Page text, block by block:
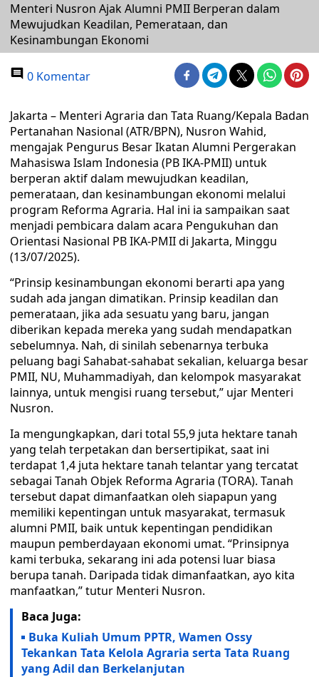
Menteri Nusron Ajak Alumni PMII Berperan dalam
Mewujudkan Keadilan, Pemerataan, dan
Kesinambungan Ekonomi
0 Komentar
Jakarta – Menteri Agraria dan Tata Ruang/Kepala Badan
Pertanahan Nasional (ATR/BPN), Nusron Wahid,
mengajak Pengurus Besar Ikatan Alumni Pergerakan
Mahasiswa Islam Indonesia (PB IKA-PMII) untuk
berperan aktif dalam mewujudkan keadilan,
pemerataan, dan kesinambungan ekonomi melalui
program Reforma Agraria. Hal ini ia sampaikan saat
menjadi pembicara dalam acara Pengukuhan dan
Orientasi Nasional PB IKA-PMII di Jakarta, Minggu
(13/07/2025).
“Prinsip kesinambungan ekonomi berarti apa yang
sudah ada jangan dimatikan. Prinsip keadilan dan
pemerataan, jika ada sesuatu yang baru, jangan
diberikan kepada mereka yang sudah mendapatkan
sebelumnya. Nah, di sinilah sebenarnya terbuka
peluang bagi Sahabat-sahabat sekalian, keluarga besar
PMII, NU, Muhammadiyah, dan kelompok masyarakat
lainnya, untuk mengisi ruang tersebut,” ujar Menteri
Nusron.
Ia mengungkapkan, dari total 55,9 juta hektare tanah
yang telah terpetakan dan bersertipikat, saat ini
terdapat 1,4 juta hektare tanah telantar yang tercatat
sebagai Tanah Objek Reforma Agraria (TORA). Tanah
tersebut dapat dimanfaatkan oleh siapapun yang
memiliki kepentingan untuk masyarakat, termasuk
alumni PMII, baik untuk kepentingan pendidikan
maupun pemberdayaan ekonomi umat. “Prinsipnya
kami terbuka, sekarang ini ada potensi luar biasa
berupa tanah. Daripada tidak dimanfaatkan, ayo kita
manfaatkan,” tutur Menteri Nusron.
Baca Juga:
Buka Kuliah Umum PPTR, Wamen Ossy
Tekankan Tata Kelola Agraria serta Tata Ruang
yang Adil dan Berkelanjutan